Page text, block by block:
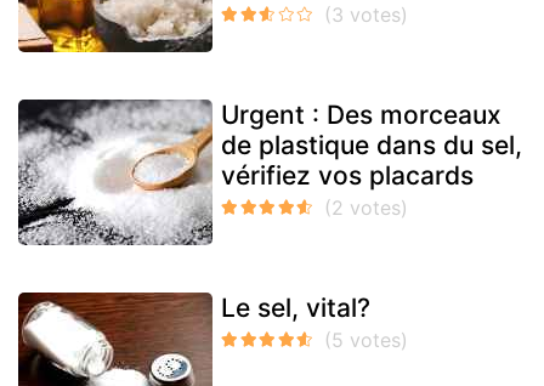
Urgent : Des morceaux
de plastique dans du sel,
vérifiez vos placards
Le sel, vital?